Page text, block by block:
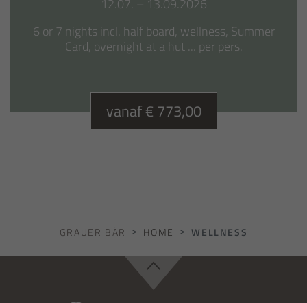
12.07. – 13.09.2026
6 or 7 nights incl. half board, wellness, Summer
Card, overnight at a hut ... per pers.
vanaf € 773,00
GRAUER BÄR HOME WELLNESS